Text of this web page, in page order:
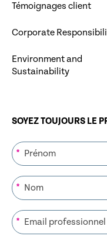
Témoignages client
Corporate
Environment and
Sustainability
SOYEZ TOUJOURS LE
*
*
*